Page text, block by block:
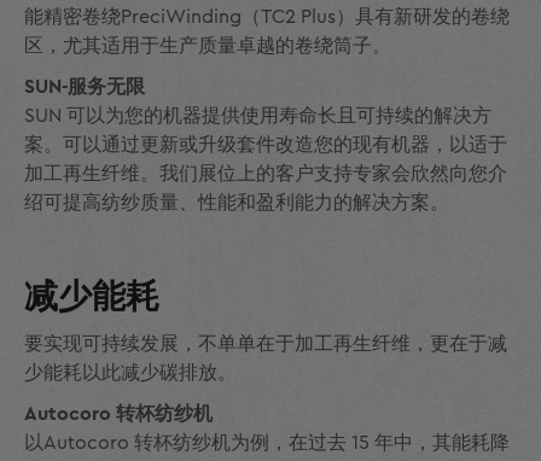
能精密卷绕PreciWinding（TC2 Plus）具有新研发的卷绕
区，尤其适用于生产质量卓越的卷绕筒子。
SUN-服务无限
SUN 可以为您的机器提供使用寿命长且可持续的解决方
案。可以通过更新或升级套件改造您的现有机器，以适于
加工再生纤维。我们展位上的客户支持专家会欣然向您介
绍可提高纺纱质量、性能和盈利能力的解决方案。
减少能耗
要实现可持续发展，不单单在于加工再生纤维，更在于减
少能耗以此减少碳排放。
Autocoro 转杯纺纱机
以Autocoro 转杯纺纱机为例，在过去 15 年中，其能耗降